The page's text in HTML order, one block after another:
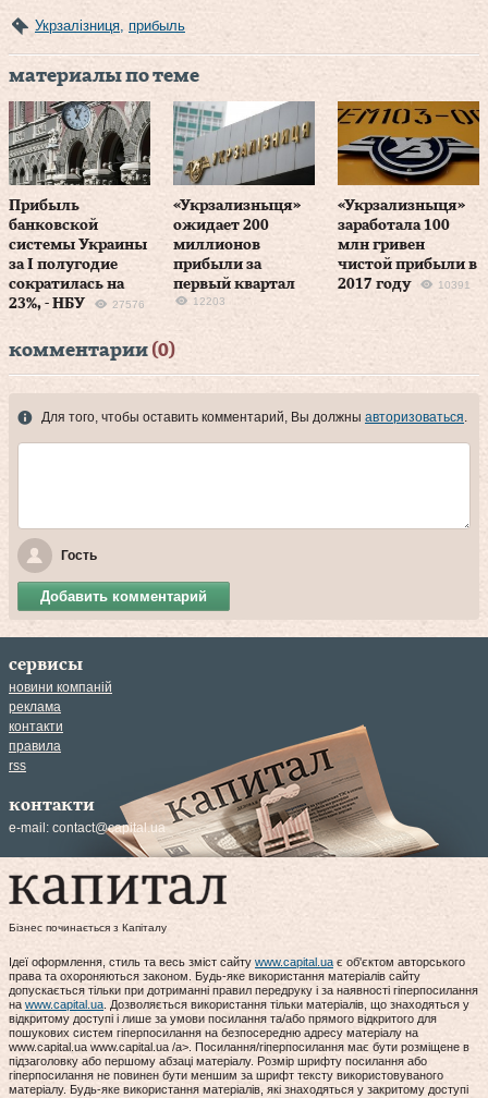
Укрзалізниця прибыль
материалы по теме
Прибыль
банковской
системы Украины
за I полугодие
сократилась на
23%, - НБУ
27576
«Укрзализныця»
ожидает 200
миллионов
прибыли за
первый квартал
12203
«Укрзализныця»
заработала 100
млн гривен
чистой прибыли в
2017 году
10391
комментарии (0)
Для того, чтобы оставить комментарий, Вы должны авторизоваться.
Гость
Добавить комментарий
сервисы
новини компаній
реклама
контакти
правила
rss
контакти
e-mail: contact@capital.ua
Бізнес починається з Капіталу
Ідеї оформлення, стиль та весь зміст сайту www.capital.ua є об'єктом авторського
права та охороняються законом. Будь-яке використання матеріалів сайту
допускається тільки при дотриманні правил передруку і за наявності гіперпосилання
на www.capital.ua. Дозволяється використання тільки матеріалів, що знаходяться у
відкритому доступі і лише за умови посилання та/або прямого відкритого для
пошукових систем гіперпосилання на безпосередню адресу матеріалу на
www.capital.ua www.capital.ua /a>. Посилання/гіперпосилання має бути розміщене в
підзаголовку або першому абзаці матеріалу. Розмір шрифту посилання або
гіперпосилання не повинен бути меншим за шрифт тексту використовуваного
матеріалу. Будь-яке використання матеріалів, які знаходяться у закритому доступі